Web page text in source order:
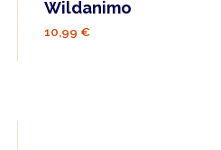
Wildanimo
10,99 €